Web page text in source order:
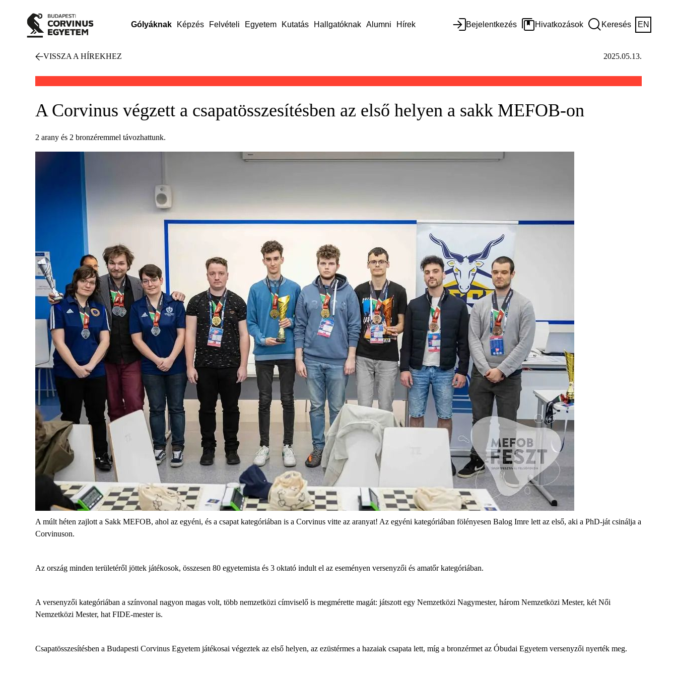
Gólyáknak Képzés Felvételi Egyetem Kutatás Hallgatóknak Alumni Hírek Bejelentkezés Hivatkozások Keresés EN
VISSZA A HÍREKHEZ 2025.05.13.
A Corvinus végzett a csapatösszesítésben az első helyen a sakk MEFOB-on
2 arany és 2 bronzéremmel távozhattunk.
A múlt héten zajlott a Sakk MEFOB, ahol az egyéni, és a csapat kategóriában is a Corvinus vitte az aranyat! Az egyéni kategóriában fölényesen Balog Imre lett az első, aki a PhD-ját csinálja a
Corvinuson.
Az ország minden területéről jöttek játékosok, összesen 80 egyetemista és 3 oktató indult el az eseményen versenyzői és amatőr kategóriában.
A versenyzői kategóriában a színvonal nagyon magas volt, több nemzetközi címviselő is megmérette magát: játszott egy Nemzetközi Nagymester, három Nemzetközi Mester, két Női
Nemzetközi Mester, hat FIDE-mester is.
Csapatösszesítésben a Budapesti Corvinus Egyetem játékosai végeztek az első helyen, az ezüstérmes a hazaiak csapata lett, míg a bronzérmet az Óbudai Egyetem versenyzői nyerték meg.